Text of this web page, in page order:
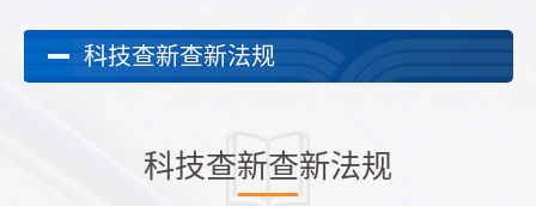
科技查新查新法规
科技查新查新法规